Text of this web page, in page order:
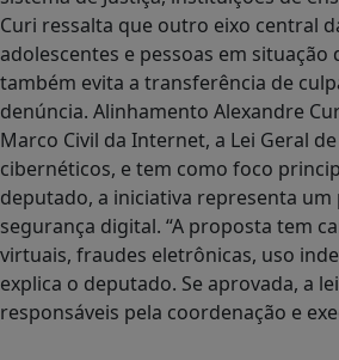
Curi ressalta que outro eixo central
adolescentes e pessoas em
também evita a transferência de
denúncia. Alinhamento Alexandre
Marco Civil da Internet, a Lei Geral
cibernéticos, e tem como foco
deputado, a iniciativa representa
segurança digital. “A proposta tem
virtuais, fraudes eletrônicas, uso
explica o deputado. Se aprovada, a
responsáveis pela coordenação e